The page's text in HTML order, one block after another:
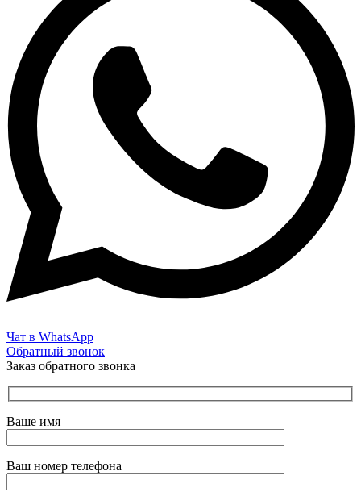
Чат в WhatsApp
Обратный звонок
Заказ обратного звонка
Ваше имя
Ваш номер телефона